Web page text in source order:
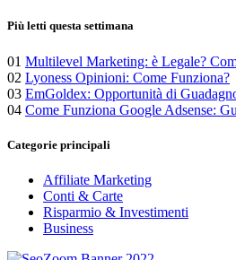
Più letti questa settimana
01 Multilevel Marketing: è Legale?
02 Lyoness Opinioni: Come Funziona?
03 EmGoldex: Opportunità di
04 Come Funziona Google Adsense:
Categorie principali
Affiliate Marketing
Conti & Carte
Risparmio & Investimenti
Business